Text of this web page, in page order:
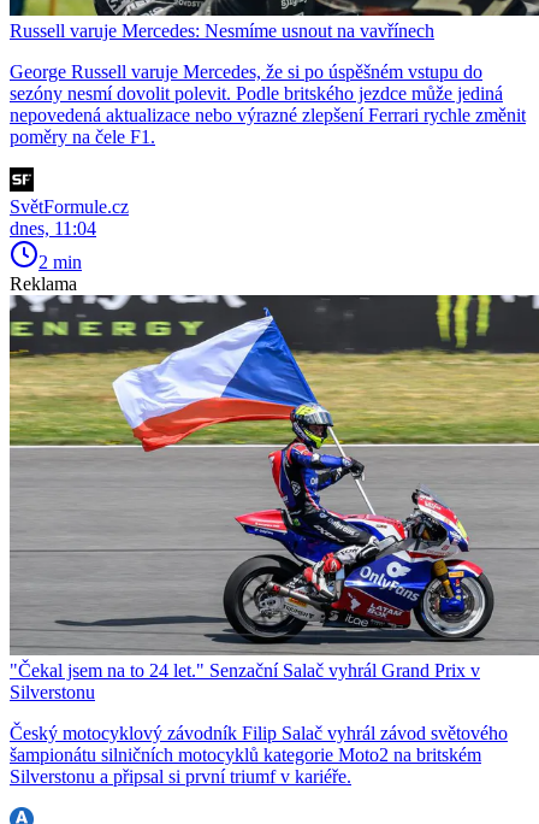
Russell varuje Mercedes: Nesmíme usnout na vavřínech
George Russell varuje Mercedes, že si po úspěšném vstupu do
sezóny nesmí dovolit polevit. Podle britského jezdce může jediná
nepovedená aktualizace nebo výrazné zlepšení Ferrari rychle změnit
poměry na čele F1.
SvětFormule.cz
dnes, 11:04
2 min
Reklama
"Čekal jsem na to 24 let." Senzační Salač vyhrál Grand Prix v
Silverstonu
Český motocyklový závodník Filip Salač vyhrál závod světového
šampionátu silničních motocyklů kategorie Moto2 na britském
Silverstonu a připsal si první triumf v kariéře.